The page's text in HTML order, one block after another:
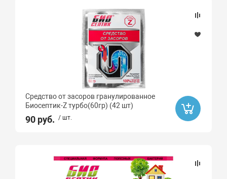
Наличие товара
Да
Средство от засоров гранулированное
Биосептик-Z турбо(60гр) (42 шт)
90 руб. / шт.